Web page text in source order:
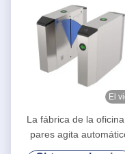
El
La fábrica de la
pares agita
retractable de la puerta